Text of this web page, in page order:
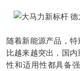
随着新能源产品，
比越来越突出，国
性和适用性都具备